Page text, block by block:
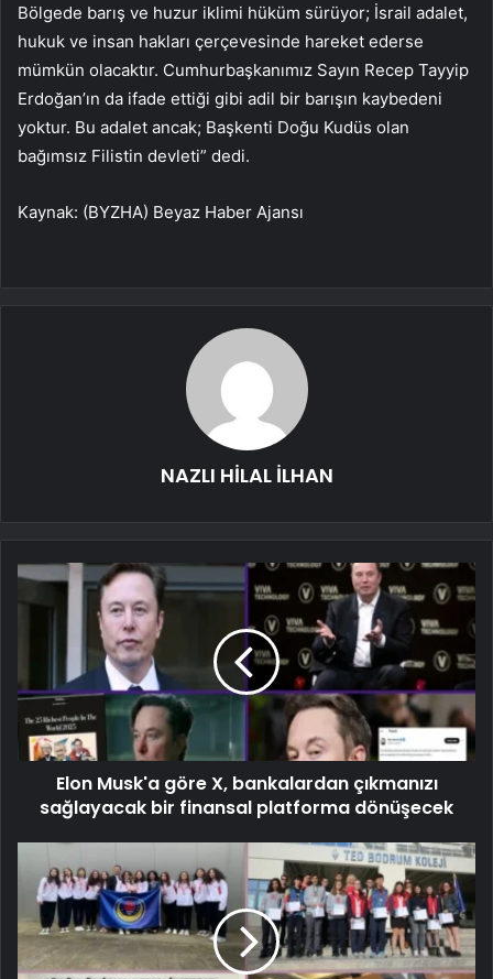
Bölgede barış ve huzur iklimi hüküm sürüyor; İsrail adalet,
hukuk ve insan hakları çerçevesinde hareket ederse
mümkün olacaktır. Cumhurbaşkanımız Sayın Recep Tayyip
Erdoğan’ın da ifade ettiği gibi adil bir barışın kaybedeni
yoktur. Bu adalet ancak; Başkenti Doğu Kudüs olan
bağımsız Filistin devleti” dedi.
Kaynak: (BYZHA) Beyaz Haber Ajansı
NAZLI HİLAL İLHAN
Elon Musk'a göre X, bankalardan çıkmanızı
sağlayacak bir finansal platforma dönüşecek